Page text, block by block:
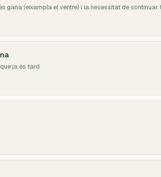
gana (eixampla el ventre) i la necessitat de
ja és tard